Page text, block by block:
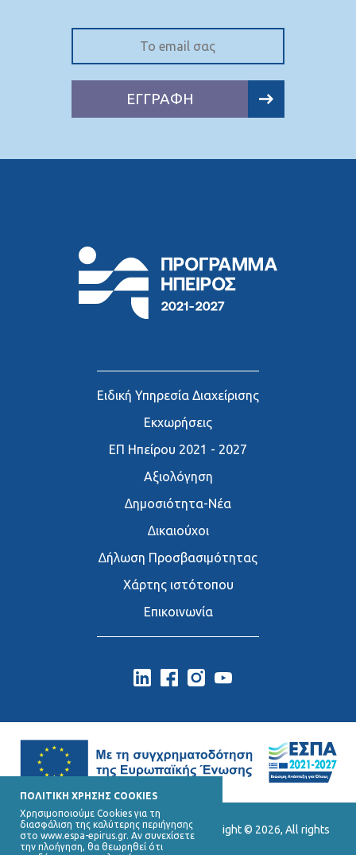
ΠΟΛΙΤΙΚΗ ΧΡΗΣΗΣ COOKIES
Χρησιμοποιούμε Cookies για τη
διασφάλιση της καλύτερης περιήγησης
στο www.espa-epirus.gr. Αν συνεχίσετε
την πλοήγηση, θα θεωρηθεί ότι
ΕΓΓΡΑΦΗ
Ειδική Υπηρεσία Διαχείρισης
Εκχωρήσεις
ΕΠ Ηπείρου 2021 - 2027
Αξιολόγηση
∆ημοσιότητα-Νέα
∆ικαιούχοι
∆ήλωση Προσβασιμότητας
Χάρτης ιστότοπου
Επικοινωνία
Ε.Υ.Δ. Προγράμματος «Ήπειρος», Copyright © 2026, All rights
reserved.